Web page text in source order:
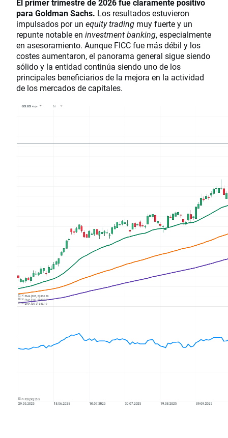
El primer trimestre de 2026 fue claramente positivo
para Goldman Sachs. Los resultados estuvieron
impulsados por un equity trading muy fuerte y un
repunte notable en investment banking, especialmente
en asesoramiento. Aunque FICC fue más débil y los
costes aumentaron, el panorama general sigue siendo
sólido y la entidad continúa siendo uno de los
principales beneficiarios de la mejora en la actividad
de los mercados de capitales.